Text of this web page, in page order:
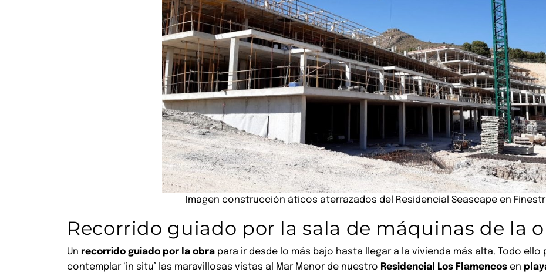
Imagen construcción áticos aterrazados del Residencial Seascape en
Recorrido guiado por la sala de máquinas de la
Un recorrido guiado por la obra para ir desde lo más bajo hasta llegar a la vivienda más alta. Todo
contemplar ‘in situ’ las maravillosas vistas al Mar Menor de nuestro Residencial Los Flamencos en